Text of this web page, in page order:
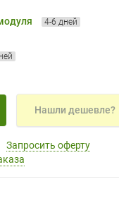
4-6 дней
Нашли дешевле?
Запросить оферту